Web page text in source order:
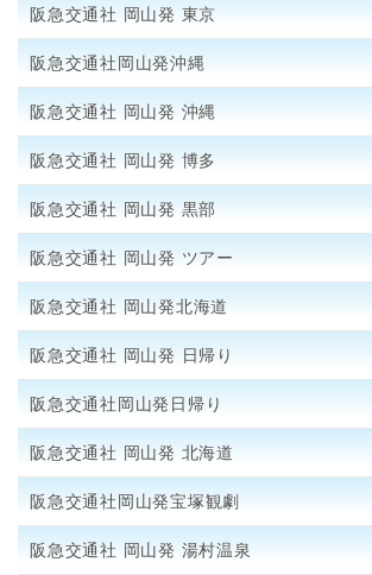
阪急交通社 岡山発 東京
阪急交通社岡山発沖縄
阪急交通社 岡山発 沖縄
阪急交通社 岡山発 博多
阪急交通社 岡山発 黒部
阪急交通社 岡山発 ツアー
阪急交通社 岡山発北海道
阪急交通社 岡山発 日帰り
阪急交通社岡山発日帰り
阪急交通社 岡山発 北海道
阪急交通社岡山発宝塚観劇
阪急交通社 岡山発 湯村温泉